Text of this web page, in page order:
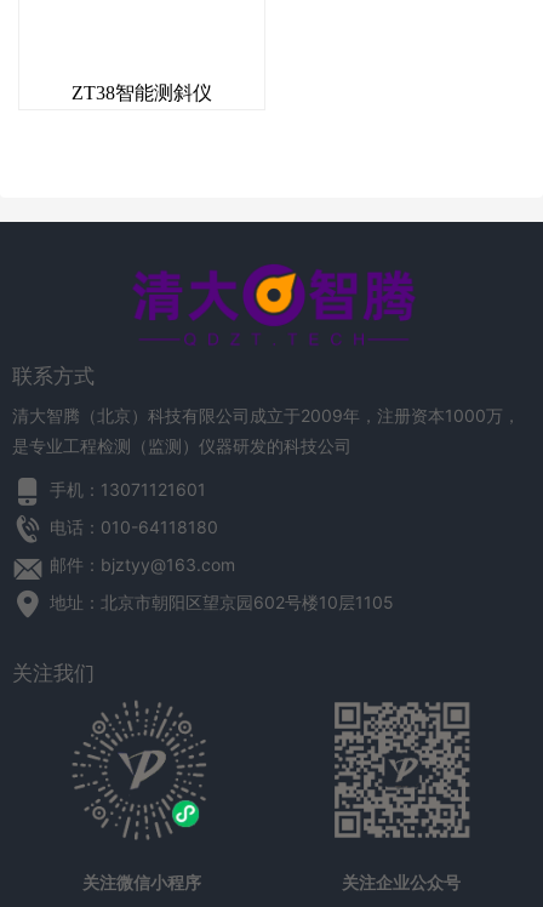
ZT38智能测斜仪
联系方式
清大智腾（北京）科技有限公司成立于2009年，注册资本1000万，
是专业工程检测（监测）仪器研发的科技公司
手机：13071121601
电话：010-64118180
邮件：bjztyy@163.com
地址：北京市朝阳区望京园602号楼10层1105
关注我们
关注微信小程序 关注企业公众号